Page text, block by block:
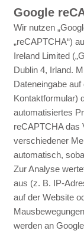
Google
Wir nutzen
„reCAPTCHA“)
Ireland Limited
Dublin 4, Irland.
Dateneingabe
Kontaktformular)
automatisiertes
reCAPTCHA das
verschiedener
automatisch,
Zur Analyse
aus (z. B. IP-
auf der Website
werden an